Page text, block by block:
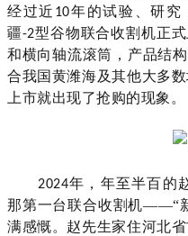
经过近 10年的试验、研究
疆-2型谷物联合收割机正式
和横向轴流滚筒，产品结
合我国黄潍海及其他大多
上市就出现了抢购的现象。
2024年，年至半百的
那第一台联合收割机——“
满感慨。赵先生家住河北